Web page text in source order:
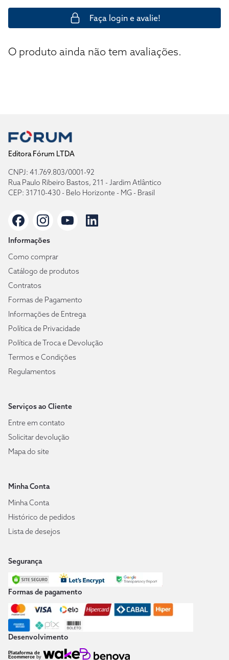
Faça login e avalie!
O produto ainda não tem avaliações.
Editora Fórum LTDA
CNPJ: 41.769.803/0001-92
Rua Paulo Ribeiro Bastos, 211 - Jardim Atlântico
CEP: 31710-430 - Belo Horizonte - MG - Brasil
Informações
Como comprar
Catálogo de produtos
Contratos
Formas de Pagamento
Informações de Entrega
Política de Privacidade
Política de Troca e Devolução
Termos e Condições
Regulamentos
Serviços ao Cliente
Entre em contato
Solicitar devolução
Mapa do site
Minha Conta
Minha Conta
Histórico de pedidos
Lista de desejos
Segurança
Formas de pagamento
Desenvolvimento